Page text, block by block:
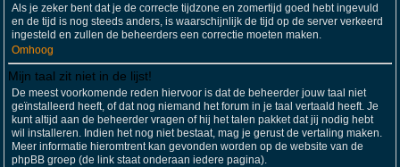
Als je zeker bent dat je de correcte tijdzone en zomertijd goed hebt ingevuld
en de tijd is nog steeds anders, is waarschijnlijk de tijd op de server verkeerd
ingesteld en zullen de beheerders een correctie moeten maken.
Omhoog
Mijn taal zit niet in de lijst!
De meest voorkomende reden hiervoor is dat de beheerder jouw taal niet
geïnstalleerd heeft, of dat nog niemand het forum in je taal vertaald heeft. Je
kunt altijd aan de beheerder vragen of hij het talen pakket dat jij nodig hebt
wil installeren. Indien het nog niet bestaat, mag je gerust de vertaling maken.
Meer informatie hieromtrent kan gevonden worden op de website van de
phpBB groep (de link staat onderaan iedere pagina).